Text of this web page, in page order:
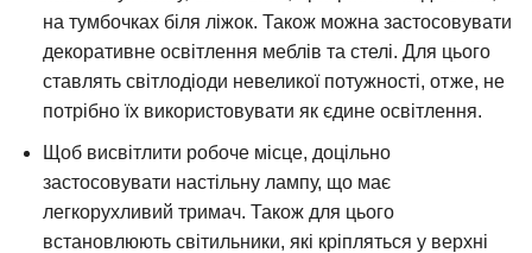
на тумбочках біля ліжок. Також можна застосовувати
декоративне освітлення меблів та стелі. Для цього
ставлять світлодіоди невеликої потужності, отже, не
потрібно їх використовувати як єдине освітлення.
Щоб висвітлити робоче місце, доцільно
застосовувати настільну лампу, що має
легкорухливий тримач. Також для цього
встановлюють світильники, які кріпляться у верхні